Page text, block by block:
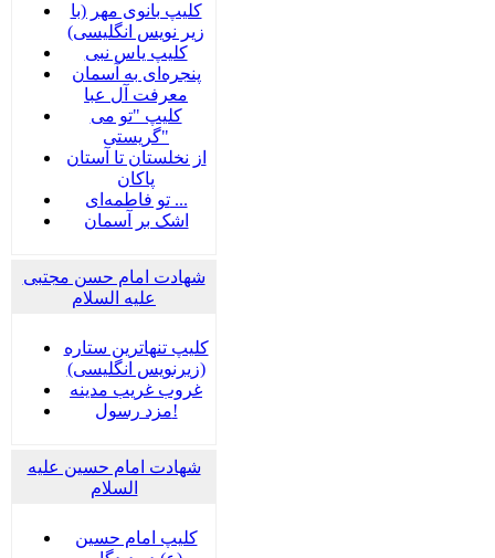
کلیپ بانوی مهر (با
زیر نویس انگلیسی)
کلیپ یاس نبی
پنجره‌ای به آسمان
معرفت آل عبا
کلیپ "تو می
گریستی"
از نخلستان تا آستان
پاکان
تو فاطمه‌ای ...
اشک بر آسمان
شهادت امام حسن مجتبی
علیه السلام
کلیپ تنهاترین ستاره
(زیرنویس انگلیسی)
غروب غریب مدینه
مزد رسول!
شهادت امام حسین علیه
السلام
کلیپ امام حسین